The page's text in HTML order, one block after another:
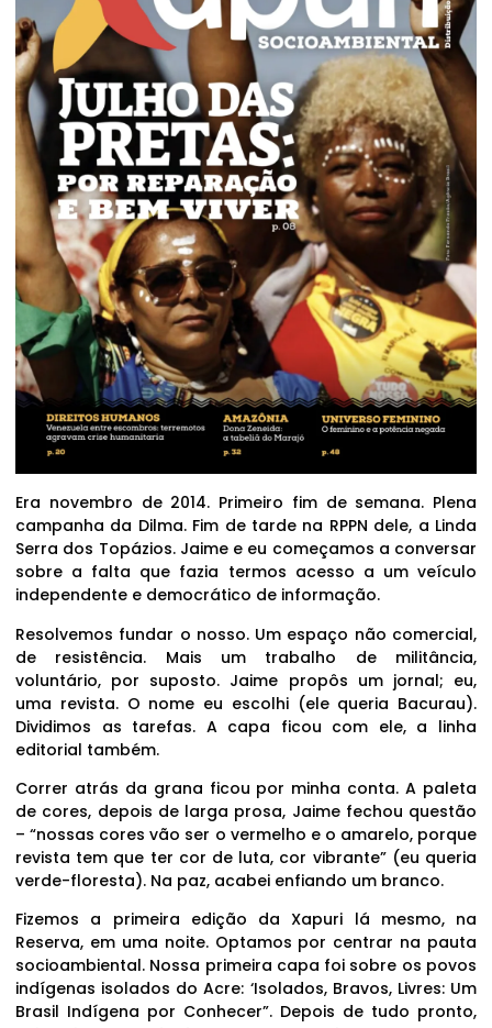
Era novembro de 2014. Primeiro fim de semana. Plena
campanha da Dilma. Fim de tarde na RPPN dele, a Linda
Serra dos Topázios. Jaime e eu começamos a conversar
sobre a falta que fazia termos acesso a um veículo
independente e democrático de informação.
Resolvemos fundar o nosso. Um espaço não comercial,
de resistência. Mais um trabalho de militância,
voluntário, por suposto. Jaime propôs um jornal; eu,
uma revista. O nome eu escolhi (ele queria Bacurau).
Dividimos as tarefas. A capa ficou com ele, a linha
editorial também.
Correr atrás da grana ficou por minha conta. A paleta
de cores, depois de larga prosa, Jaime fechou questão
– “nossas cores vão ser o vermelho e o amarelo, porque
revista tem que ter cor de luta, cor vibrante” (eu queria
verde-floresta). Na paz, acabei enfiando um branco.
Fizemos a primeira edição da Xapuri lá mesmo, na
Reserva, em uma noite. Optamos por centrar na pauta
socioambiental. Nossa primeira capa foi sobre os povos
indígenas isolados do Acre: ‘Isolados, Bravos, Livres: Um
Brasil Indígena por Conhecer”. Depois de tudo pronto,